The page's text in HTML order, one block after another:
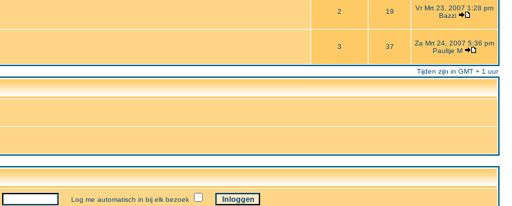
2 19
Vr Mrt 23, 2007 1:28 pm
Bazzi
3 37
Za Mrt 24, 2007 5:36 pm
Paultje M
Tijden zijn in GMT + 1 uur
Log me automatisch in bij elk bezoek